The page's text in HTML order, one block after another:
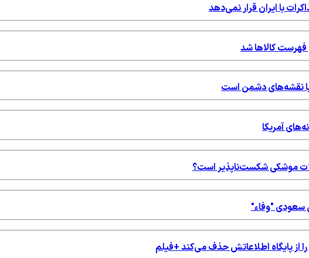
با ایران قرار نمی‌دهد
فهرست کالاها شد
با نقشه‌های دشمن است
آمریکا
موشکی شکست‌ناپذیر است؟
سعودی "وفاء"
از پایگاه اطلاعاتش حذف می‌کند +فیلم